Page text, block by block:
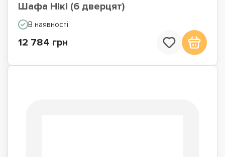
Шафа Нікі (6 дверцят)
В наявності
12 784 грн